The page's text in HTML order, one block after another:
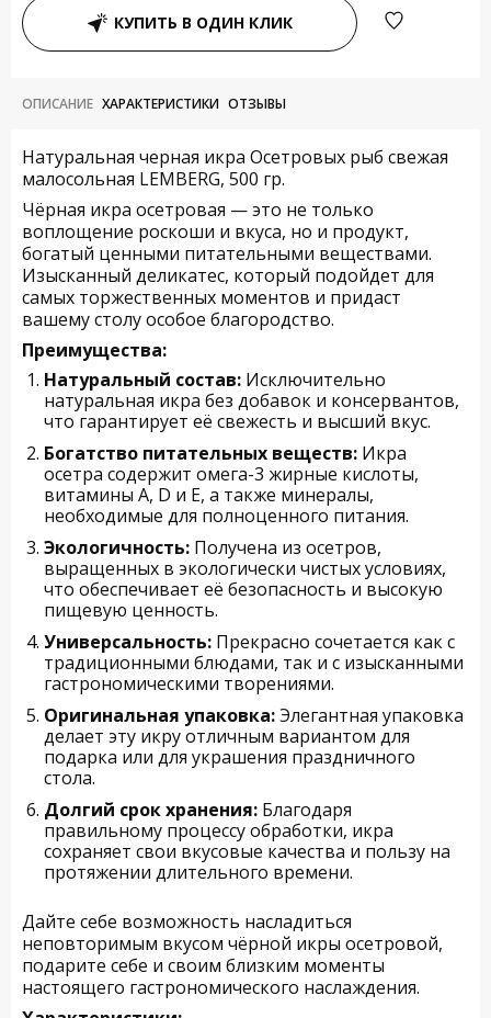
КУПИТЬ В ОДИН КЛИК
ОПИСАНИЕ ХАРАКТЕРИСТИКИ ОТЗЫВЫ
Натуральная черная икра Осетровых рыб свежая
малосольная LEMBERG, 500 гр.
Чёрная икра осетровая — это не только
воплощение роскоши и вкуса, но и продукт,
богатый ценными питательными веществами.
Изысканный деликатес, который подойдет для
самых торжественных моментов и придаст
вашему столу особое благородство.
Преимущества:
Натуральный состав: Исключительно
натуральная икра без добавок и консервантов,
что гарантирует её свежесть и высший вкус.
Богатство питательных веществ: Икра
осетра содержит омега-3 жирные кислоты,
витамины A, D и Е, а также минералы,
необходимые для полноценного питания.
Экологичность: Получена из осетров,
выращенных в экологически чистых условиях,
что обеспечивает её безопасность и высокую
пищевую ценность.
Универсальность: Прекрасно сочетается как с
традиционными блюдами, так и с изысканными
гастрономическими творениями.
Оригинальная упаковка:Элегантная упаковка
делает эту икру отличным вариантом для
подарка или для украшения праздничного
стола.
Долгий срок хранения: Благодаря
правильному процессу обработки, икра
сохраняет свои вкусовые качества и пользу на
протяжении длительного времени.
Дайте себе возможность насладиться
неповторимым вкусом чёрной икры осетровой,
подарите себе и своим близким моменты
настоящего гастрономического наслаждения.